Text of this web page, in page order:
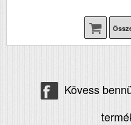
Kövess